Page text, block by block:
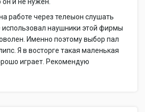
работе через телеыон слушать
использовал наушники этой фирмы
Именно поэтому выбор пал
Я в восторге такая маленькая
играет. Рекомендую